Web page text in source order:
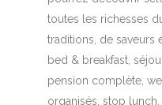
toutes les richesses
traditions, de saveurs
bed & breakfast,
pension complète,
organisés, stop